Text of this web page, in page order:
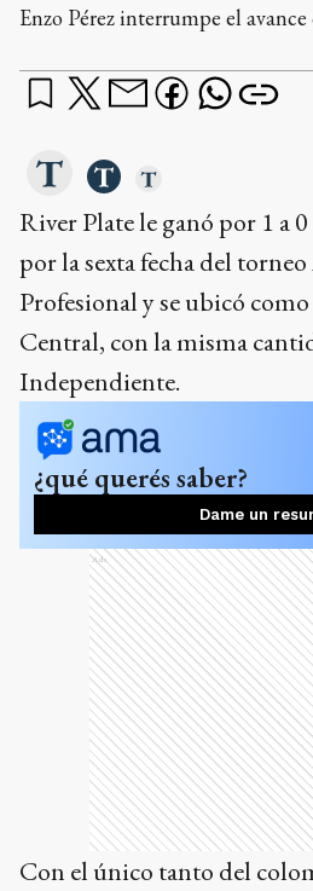
Enzo Pérez interrumpe el
River Plate le ganó por 1 a
por la sexta fecha del
Profesional y se ubicó
Central, con la misma
Independiente.
¿qué querés saber?
Dame un
Ads
Con el único tanto del